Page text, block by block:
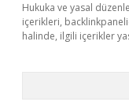
Hukuka ve yasal
içerikleri,
halinde, ilgili içerikler